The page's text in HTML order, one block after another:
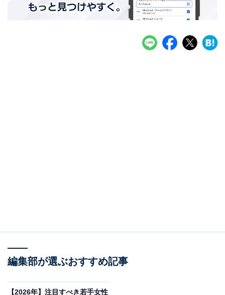
編集部が選ぶおすすめ記事
【2026年】注目すべき若手女性